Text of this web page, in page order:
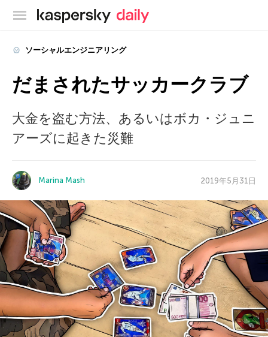
カスペルスキー公式ブログ
ソーシャルエンジニアリング
だまされたサッカークラブ
大金を盗む方法、あるいはボカ・ジュニ
アーズに起きた災難
Marina Mash 2019年5月31日